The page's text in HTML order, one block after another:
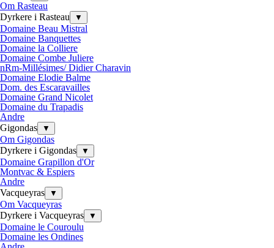
Om Rasteau
Dyrkere i Rasteau
▼
Domaine Beau Mistral
Domaine Banquettes
Domaine la Colliere
Domaine Combe Juliere
nRm-Millésimes/ Didier Charavin
Domaine Elodie Balme
Dom. des Escaravailles
Domaine Grand Nicolet
Domaine du Trapadis
Andre
Gigondas
▼
Om Gigondas
Dyrkere i Gigondas
▼
Domaine Grapillon d'Or
Montvac & Espiers
Andre
Vacqueyras
▼
Om Vacqueyras
Dyrkere i Vacqueyras
▼
Domaine le Couroulu
Domaine les Ondines